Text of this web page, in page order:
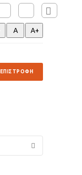
ΕΠΙΣΤΡΟΦΗ